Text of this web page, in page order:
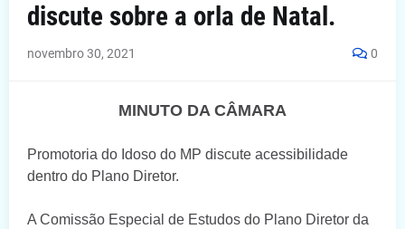
discute sobre a orla de Natal.
novembro 30, 2021 0
MINUTO DA CÂMARA
Promotoria do Idoso do MP discute acessibilidade
dentro do Plano Diretor.
A Comissão Especial de Estudos do Plano Diretor da